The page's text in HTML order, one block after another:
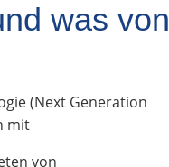
was von
(Next Generation
mit
von